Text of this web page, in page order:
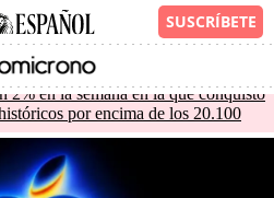
2% en la semana en la que conquistó
por encima de los 20.100